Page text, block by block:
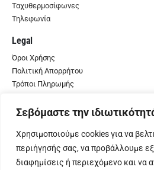
Σεβόμαστε την
Χρησιμοποιούμε cookies για να
περιήγησής σας, να προβάλλουμε
διαφημίσεις ή περιεχόμενο και να
Ταχυθερμοσίφωνες
Τηλεφωνία
Legal
Όροι Χρήσης
Πολιτική Απορρήτου
Τρόποι Πληρωμής
Αποστολή προϊόντων
© Κασελάκης 2024. All Rights Reserved |